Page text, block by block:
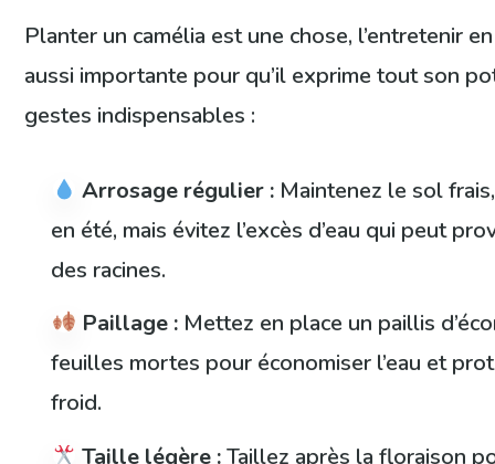
Planter un camélia est une chose, l’entretenir
aussi importante pour qu’il exprime tout son
gestes indispensables :
Arrosage régulier : Maintenez le sol
en été, mais évitez l’excès d’eau qui peut
des racines.
Paillage : Mettez en place un paillis
feuilles mortes pour économiser l’eau et
froid.
Taille légère :Taillez après la floraison